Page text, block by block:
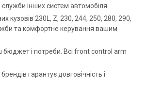
інших систем автомобіля.
кузовів 230L, Z, 230, 244, 250, 280, 290,
та комфортне керування вашим
і потреби. Всі front control arm
гарантує довговічність і